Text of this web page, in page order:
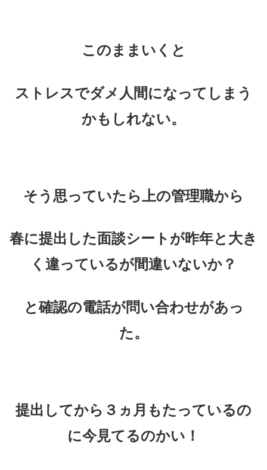
このままいくと
ストレスでダメ人間になってしまう
かもしれない。
そう思っていたら上の管理職から
春に提出した面談シートが昨年と大き
く違っているが間違いないか？
と確認の電話が問い合わせがあっ
た。
提出してから３ヵ月もたっているの
に今見てるのかい！